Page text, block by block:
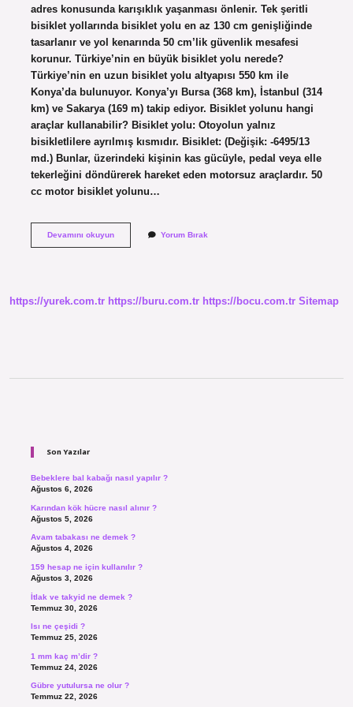
adres konusunda karışıklık yaşanması önlenir. Tek şeritli
bisiklet yollarında bisiklet yolu en az 130 cm genişliğinde
tasarlanır ve yol kenarında 50 cm’lik güvenlik mesafesi
korunur. Türkiye’nin en büyük bisiklet yolu nerede?
Türkiye’nin en uzun bisiklet yolu altyapısı 550 km ile
Konya’da bulunuyor. Konya’yı Bursa (368 km), İstanbul (314
km) ve Sakarya (169 m) takip ediyor. Bisiklet yolunu hangi
araçlar kullanabilir? Bisiklet yolu: Otoyolun yalnız
bisikletlilere ayrılmış kısmıdır. Bisiklet: (Değişik: -6495/13
md.) Bunlar, üzerindeki kişinin kas gücüyle, pedal veya elle
tekerleğini döndürerek hareket eden motorsuz araçlardır. 50
cc motor bisiklet yolunu…
Devamını okuyunBisiklet
Yorum Bırak
https://yurek.com.tr https://buru.com.tr https://bocu.com.tr Sitemap
Son Yazılar
Bebeklere bal kabağı nasıl yapılır ?
Ağustos 6, 2026
Karından kök hücre nasıl alınır ?
Ağustos 5, 2026
Avam tabakası ne demek ?
Ağustos 4, 2026
159 hesap ne için kullanılır ?
Ağustos 3, 2026
İtlak ve takyid ne demek ?
Temmuz 30, 2026
Isı ne çeşidi ?
Temmuz 25, 2026
1 mm kaç m’dir ?
Temmuz 24, 2026
Gübre yutulursa ne olur ?
Temmuz 22, 2026